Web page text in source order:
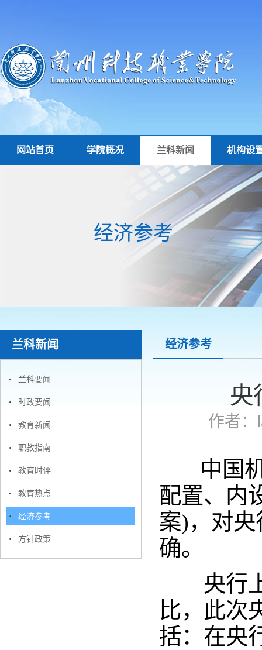
网站首页 学院概况 兰科新闻 机构设
经济参考
兰科新闻
兰科要闻
时政要闻
教育新闻
职教指南
教育时评
教育热点
经济参考
方针政策
经济参考
央
作者：
中国机
配置、内
案)，对
确。
央行上
比，此次
括：在央